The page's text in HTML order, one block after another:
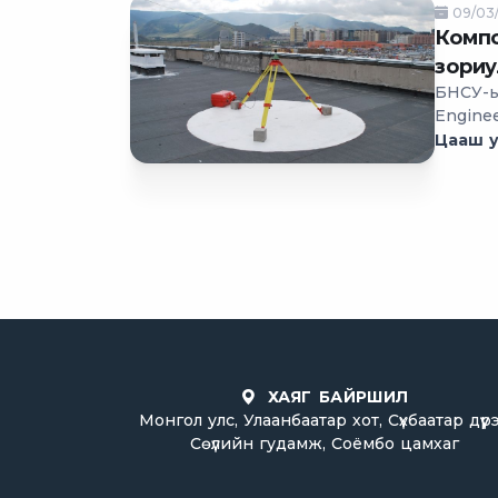
09/
БНСУ-
мэдээ
Цааш
ХАЯГ БАЙРШИЛ
Монгол улс, Улаанбаатар хот, Сүхбаатар
Сөүлийн гудамж, Соёмбо цамхаг